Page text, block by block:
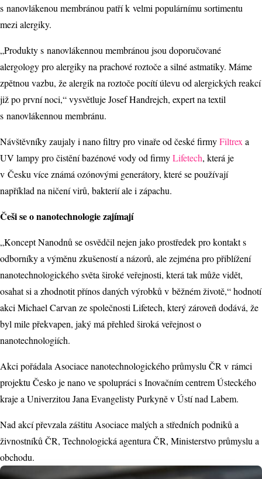
s nanovlákenou membránou patří k velmi populárnímu sortimentu
mezi alergiky.
„Produkty s nanovlákennou membránou jsou doporučované
alergology pro alergiky na prachové roztoče a silné astmatiky. Máme
zpětnou vazbu, že alergik na roztoče pocítí úlevu od alergických reakcí
již po první noci,“ vysvětluje Josef Handrejch, expert na textil
s nanovlákennou membránu.
Návštěvníky zaujaly i nano filtry pro vinaře od české firmyFiltrex a
UV lampy pro čistění bazénové vody od firmyLifetech, která je
v Česku více známá ozónovými generátory, které se používají
například na ničení virů, bakterií ale i zápachu.
Češi se o nanotechnologie zajímají
„Koncept Nanodnů se osvědčil nejen jako prostředek pro kontakt s
odborníky a výměnu zkušeností a názorů, ale zejména pro přiblížení
nanotechnologického světa široké veřejnosti, která tak může vidět,
osahat si a zhodnotit přínos daných výrobků v běžném životě,“ hodnotí
akci Michael Carvan ze společnosti Lifetech, který zároveň dodává, že
byl mile překvapen, jaký má přehled široká veřejnost o
nanotechnologiích.
Akci pořádala Asociace nanotechnologického průmyslu ČR v rámci
projektu Česko je nano ve spolupráci s Inovačním centrem Ústeckého
kraje a Univerzitou Jana Evangelisty Purkyně v Ústí nad Labem.
Nad akcí převzala záštitu Asociace malých a středních podniků a
živnostníků ČR, Technologická agentura ČR, Ministerstvo průmyslu a
obchodu.